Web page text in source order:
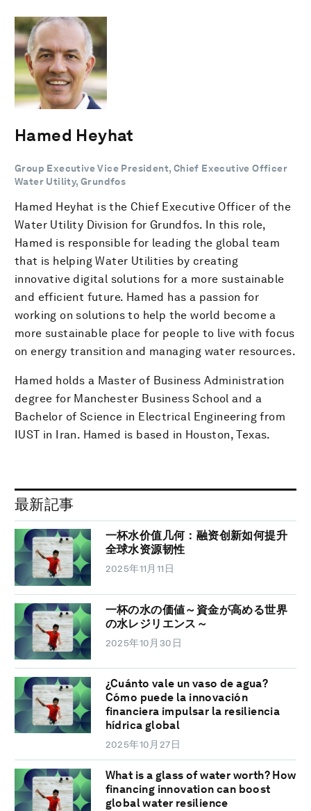
Hamed Heyhat
Group Executive Vice President, Chief Executive Officer
Water Utility, Grundfos
Hamed Heyhat is the Chief Executive Officer of the
Water Utility Division for Grundfos. In this role,
Hamed is responsible for leading the global team
that is helping Water Utilities by creating
innovative digital solutions for a more sustainable
and efficient future. Hamed has a passion for
working on solutions to help the world become a
more sustainable place for people to live with focus
on energy transition and managing water resources.
Hamed holds a Master of Business Administration
degree for Manchester Business School and a
Bachelor of Science in Electrical Engineering from
IUST in Iran. Hamed is based in Houston, Texas.
最新記事
一杯水价值几何：融资创新如何提升
全球水资源韧性
2025年11月11日
一杯の水の価値～資金が高める世界
の水レジリエンス～
2025年10月30日
¿Cuánto vale un vaso de agua?
Cómo puede la innovación
financiera impulsar la resiliencia
hídrica global
2025年10月27日
What is a glass of water worth? How
financing innovation can boost
global water resilience